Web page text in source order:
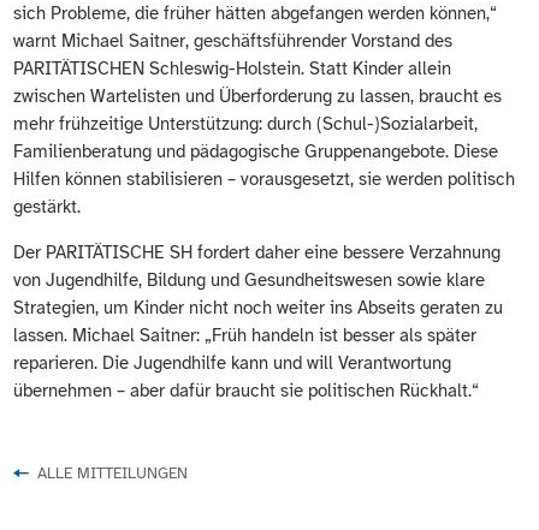
sich Probleme, die früher hätten abgefangen werden können,“
warnt Michael Saitner, geschäftsführender Vorstand des
PARITÄTISCHEN Schleswig-Holstein. Statt Kinder allein
zwischen Wartelisten und Überforderung zu lassen, braucht es
mehr frühzeitige Unterstützung: durch (Schul-)Sozialarbeit,
Familienberatung und pädagogische Gruppenangebote. Diese
Hilfen können stabilisieren – vorausgesetzt, sie werden politisch
gestärkt.
Der PARITÄTISCHE SH fordert daher eine bessere Verzahnung
von Jugendhilfe, Bildung und Gesundheitswesen sowie klare
Strategien, um Kinder nicht noch weiter ins Abseits geraten zu
lassen. Michael Saitner: „Früh handeln ist besser als später
reparieren. Die Jugendhilfe kann und will Verantwortung
übernehmen – aber dafür braucht sie politischen Rückhalt.“
ALLE MITTEILUNGEN